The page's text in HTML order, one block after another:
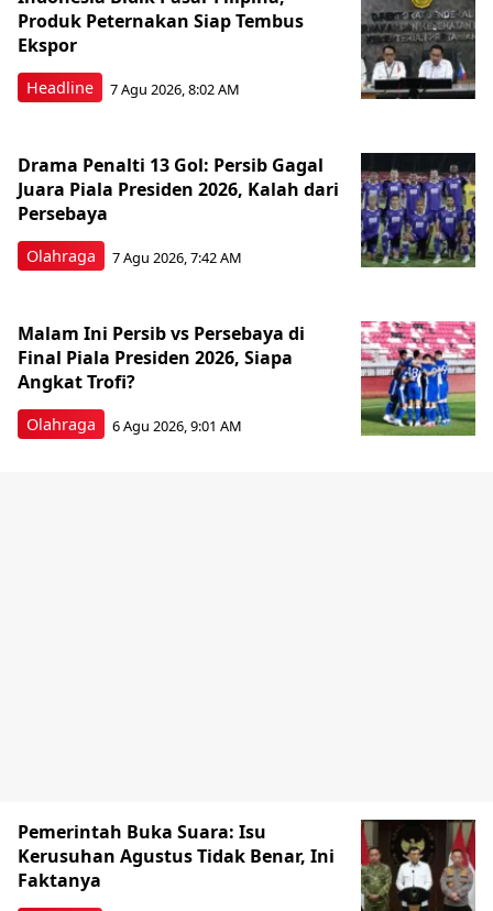
Headline
Produk Peternakan Siap Tembus
Ekspor
7 Agu 2026, 8:02 AM
Olahraga
Drama Penalti 13 Gol: Persib Gagal
Juara Piala Presiden 2026, Kalah dari
Persebaya
7 Agu 2026, 7:42 AM
Olahraga
Malam Ini Persib vs Persebaya di
Final Piala Presiden 2026, Siapa
Angkat Trofi?
6 Agu 2026, 9:01 AM
Pemerintah Buka Suara: Isu
Kerusuhan Agustus Tidak Benar, Ini
Faktanya